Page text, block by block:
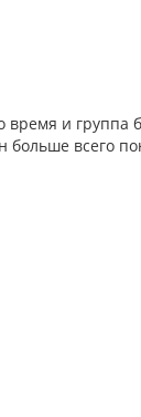
и группа
всего